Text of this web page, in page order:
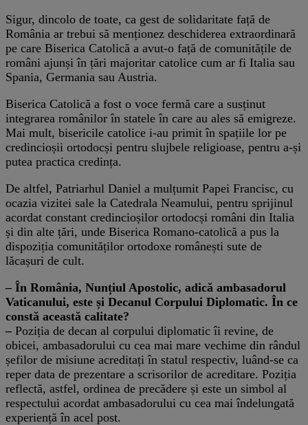
Sigur, dincolo de toate, ca gest de solidaritate față de
România ar trebui să menționez deschiderea extraordinară
pe care Biserica Catolică a avut-o față de comunitățile de
români ajunși în țări majoritar catolice cum ar fi Italia sau
Spania, Germania sau Austria.
Biserica Catolică a fost o voce fermă care a susținut
integrarea românilor în statele în care au ales să emigreze.
Mai mult, bisericile catolice i-au primit în spațiile lor pe
credincioșii ortodocși pentru slujbele religioase, pentru a-și
putea practica credința.
De altfel, Patriarhul Daniel a mulțumit Papei Francisc, cu
ocazia vizitei sale la Catedrala Neamului, pentru sprijinul
acordat constant credincioșilor ortodocși români din Italia
și din alte țări, unde Biserica Romano-catolică a pus la
dispoziția comunităților ortodoxe românești sute de
lăcașuri de cult.
– În România, Nunțiul Apostolic, adică ambasadorul
Vaticanului, este și Decanul Corpului Diplomatic. În ce
constă această calitate?
– Poziția de decan al corpului diplomatic îi revine, de
obicei, ambasadorului cu cea mai mare vechime din rândul
șefilor de misiune acreditați în statul respectiv, luând-se ca
reper data de prezentare a scrisorilor de acreditare. Poziția
reflectă, astfel, ordinea de precădere și este un simbol al
respectului acordat ambasadorului cu cea mai îndelungată
experiență în acel post.